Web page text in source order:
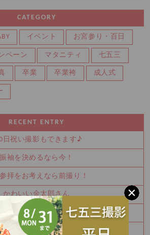
CATEGORY
イベント お宮参り・百日
ペーン マタニティ 七五三
卒業 卒業袴 成人式
RECENT ENTRY
日祝い撮影もできます♪
振袖を決めるなら今！
拝をお考えなら前撮り！
かわいい金太郎さん
中に振袖を決めませんか？
祝いはご家族撮影もおすすめです